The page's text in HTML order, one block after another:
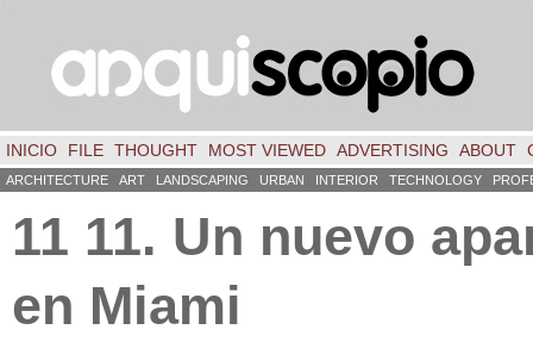
INICIO FILE THOUGHT MOST VIEWED ADVERTISING ABOUT
ARCHITECTURE ART LANDSCAPING URBAN INTERIOR TECHNOLOGY
11 11. Un nuevo
en Miami